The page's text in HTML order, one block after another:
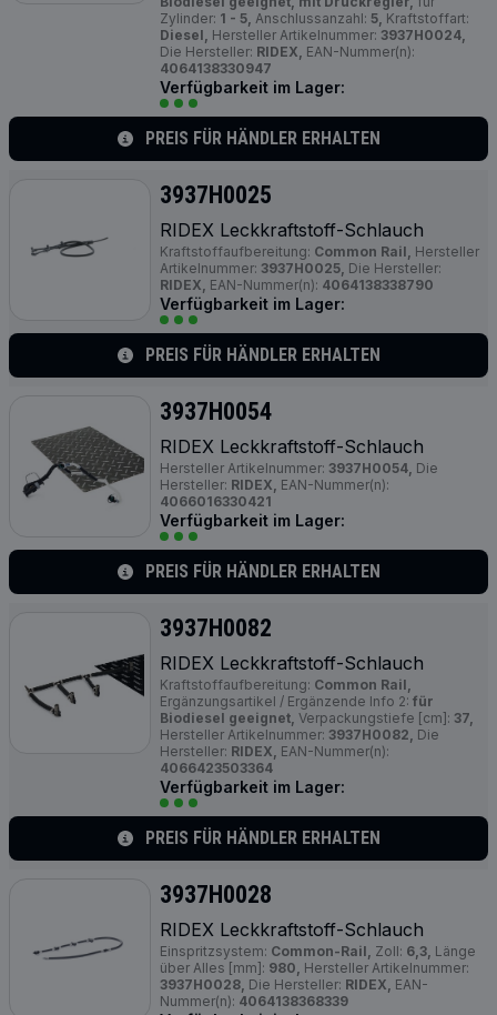
Zylinder: 1 - 5, Anschlussanzahl: 5, Kraftstoffart:
Diesel, Hersteller Artikelnummer: 3937H0024,
Die Hersteller: RIDEX, EAN-Nummer(n):
4064138330947
Verfügbarkeit im Lager:
PREIS FÜR HÄNDLER ERHALTEN
3937H0025
RIDEX Leckkraftstoff-Schlauch
Kraftstoffaufbereitung: Common Rail, Hersteller
Artikelnummer: 3937H0025, Die Hersteller:
RIDEX, EAN-Nummer(n): 4064138338790
Verfügbarkeit im Lager:
PREIS FÜR HÄNDLER ERHALTEN
3937H0054
RIDEX Leckkraftstoff-Schlauch
Hersteller Artikelnummer: 3937H0054, Die
Hersteller: RIDEX, EAN-Nummer(n):
4066016330421
Verfügbarkeit im Lager:
PREIS FÜR HÄNDLER ERHALTEN
3937H0082
RIDEX Leckkraftstoff-Schlauch
Kraftstoffaufbereitung: Common Rail,
Ergänzungsartikel / Ergänzende Info 2: für
Biodiesel geeignet, Verpackungstiefe [cm]: 37,
Hersteller Artikelnummer: 3937H0082, Die
Hersteller: RIDEX, EAN-Nummer(n):
4066423503364
Verfügbarkeit im Lager:
PREIS FÜR HÄNDLER ERHALTEN
3937H0028
RIDEX Leckkraftstoff-Schlauch
Einspritzsystem: Common-Rail, Zoll: 6,3, Länge
über Alles [mm]: 980, Hersteller Artikelnummer:
3937H0028, Die Hersteller: RIDEX, EAN-
Nummer(n): 4064138368339